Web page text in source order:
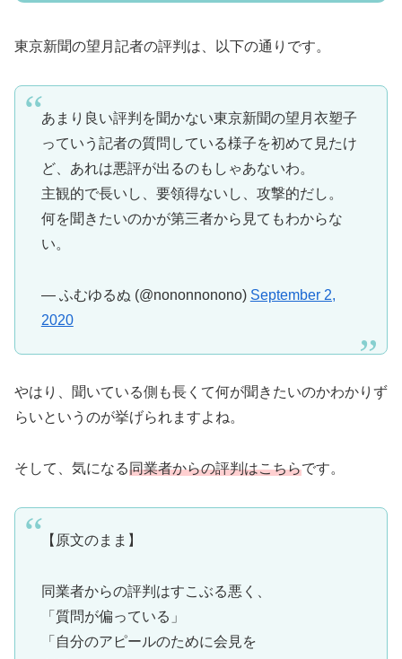
東京新聞の望月記者の評判は、以下の通りです。
あまり良い評判を聞かない東京新聞の望月衣塑子
っていう記者の質問している様子を初めて見たけ
ど、あれは悪評が出るのもしゃあないわ。
主観的で長いし、要領得ないし、攻撃的だし。
何を聞きたいのかが第三者から見てもわからな
い。
— ふむゆるぬ (@nononnonono) September 2,
2020
やはり、聞いている側も長くて何が聞きたいのかわかりず
らいというのが挙げられますよね。
そして、気になる同業者からの評判はこちらです。
【原文のまま】
同業者からの評判はすこぶる悪く、
「質問が偏っている」
「自分のアピールのために会見を